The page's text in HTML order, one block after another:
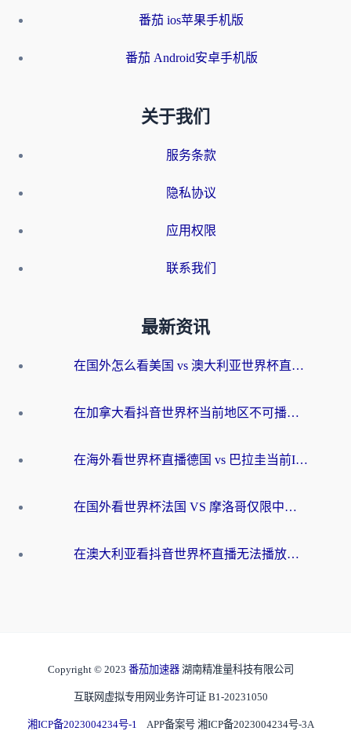
番茄 ios苹果手机版
番茄 Android安卓手机版
关于我们
服务条款
隐私协议
应用权限
联系我们
最新资讯
在国外怎么看美国 vs 澳大利亚世界杯直播？海外党必藏的中文解说观赛指南
在加拿大看抖音世界杯当前地区不可播放？海外党体育观赛终极指南
在海外看世界杯直播德国 vs 巴拉圭当前IP受限制？这篇指南帮你轻松解决地区限制
在国外看世界杯法国 VS 摩洛哥仅限中国大陆？别让地域限制拦下你的欢呼
在澳大利亚看抖音世界杯直播无法播放？海外党体育观赛终极指南来了！
Copyright © 2023 番茄加速器 湖南精准量科技有限公司
互联网虚拟专用网业务许可证 B1-20231050
湘ICP备2023004234号-1 APP备案号 湘ICP备2023004234号-3A